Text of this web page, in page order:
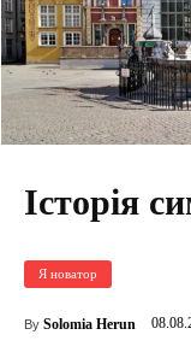
Історія
Я новатор
By Solomia Herun